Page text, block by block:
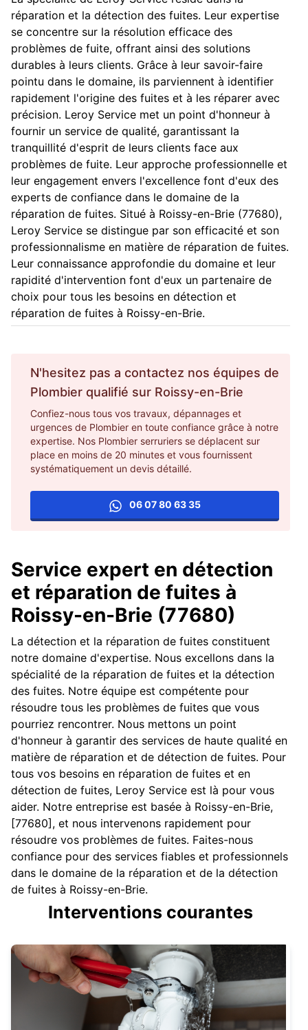
réparation et la détection des fuites. Leur expertise
se concentre sur la résolution efficace des
problèmes de fuite, offrant ainsi des solutions
durables à leurs clients. Grâce à leur savoir-faire
pointu dans le domaine, ils parviennent à identifier
rapidement l'origine des fuites et à les réparer avec
précision. Leroy Service met un point d'honneur à
fournir un service de qualité, garantissant la
tranquillité d'esprit de leurs clients face aux
problèmes de fuite. Leur approche professionnelle et
leur engagement envers l'excellence font d'eux des
experts de confiance dans le domaine de la
réparation de fuites. Situé à Roissy-en-Brie (77680),
Leroy Service se distingue par son efficacité et son
professionnalisme en matière de réparation de fuites.
Leur connaissance approfondie du domaine et leur
rapidité d'intervention font d'eux un partenaire de
choix pour tous les besoins en détection et
réparation de fuites à Roissy-en-Brie.
N'hesitez pas a contactez nos équipes de
Plombier qualifié sur Roissy-en-Brie
Confiez-nous tous vos travaux, dépannages et
urgences de Plombier en toute confiance grâce à notre
expertise. Nos Plombier serruriers se déplacent sur
place en moins de 20 minutes et vous fournissent
systématiquement un devis détaillé.
06 07 80 63 35
Service expert en détection
et réparation de fuites à
Roissy-en-Brie (77680)
La détection et la réparation de fuites constituent
notre domaine d'expertise. Nous excellons dans la
spécialité de la réparation de fuites et la détection
des fuites. Notre équipe est compétente pour
résoudre tous les problèmes de fuites que vous
pourriez rencontrer. Nous mettons un point
d'honneur à garantir des services de haute qualité en
matière de réparation et de détection de fuites. Pour
tous vos besoins en réparation de fuites et en
détection de fuites, Leroy Service est là pour vous
aider. Notre entreprise est basée à Roissy-en-Brie,
[77680], et nous intervenons rapidement pour
résoudre vos problèmes de fuites. Faites-nous
confiance pour des services fiables et professionnels
dans le domaine de la réparation et de la détection
de fuites à Roissy-en-Brie.
Interventions courantes